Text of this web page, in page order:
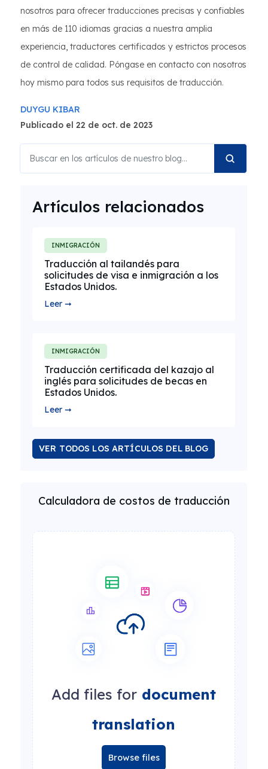
nosotros para ofrecer traducciones precisas y confiables
en más de 110 idiomas gracias a nuestra amplia
experiencia, traductores certificados y estrictos procesos
de control de calidad. Póngase en contacto con nosotros
hoy mismo para todos sus requisitos de traducción.
DUYGU KIBAR
Publicado el 22 de oct. de 2023
Artículos relacionados
INMIGRACIÓN
Traducción al tailandés para
solicitudes de visa e inmigración a los
Estados Unidos.
Leer ➞
INMIGRACIÓN
Traducción certificada del kazajo al
inglés para solicitudes de becas en
Estados Unidos.
Leer ➞
VER TODOS LOS ARTÍCULOS DEL BLOG
Calculadora de costos de traducción
Add files for document
translation
Browse files